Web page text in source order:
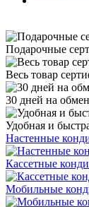
Подарочные
Весь товар
30 дней на
Удобная и
Настенные
Кассетные
Мобильные